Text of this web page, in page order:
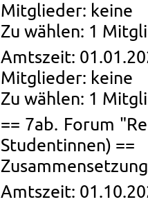
Mit­glie­der: keine
Zu wäh­len: 1
Amts­zeit:
Mit­glie­der: keine
Zu wäh­len: 1
== 7ab. Forum
Stu­den­tin­nen) ==
Amts­zeit: